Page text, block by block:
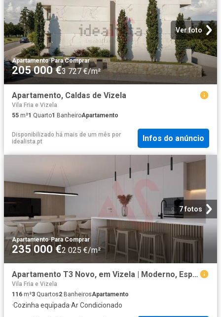
Ver foto
Apartamento·Para Comprar
205 000 €3 727 €/m²
Apartamento, Caldas de Vizela
Vila Fria e Vizela
55 m²1 Quarto1 BanheiroApartamento
Disponibilizado há mais de um mês por
idealista.pt
Infos do anúncio
7 fotos
Apartamento·Para Comprar
235 000 €2 025 €/m²
Apartamento T3 Novo, em Vizela | Moderno, Espaçoso e Acabamentos de Qualidade
Vila Fria e Vizela
116 m²3 Quartos2 BanheirosApartamento
·Cozinha equipada·Ar Condicionado